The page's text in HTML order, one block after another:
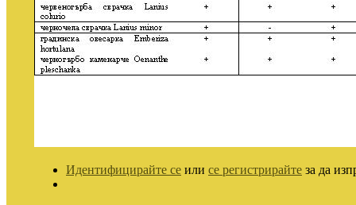
Идентифицирайте се или се регистрирайте за да